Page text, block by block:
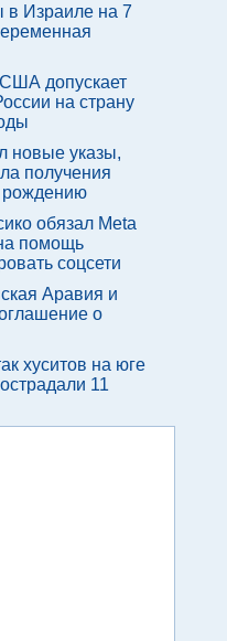
в Израиле на 7
допускает
на страну
новые указы,
получения
обязал Meta
помощь
соцсети
Аравия и
о
хуситов на юге
11